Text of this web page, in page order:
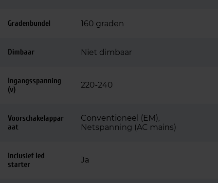
Gradenbundel 160 graden
Dimbaar Niet dimbaar
Ingangsspanning
(v)
220-240
Voorschakelappar
aat
Conventioneel (EM),
Netspanning (AC mains)
Inclusief led
starter
Ja